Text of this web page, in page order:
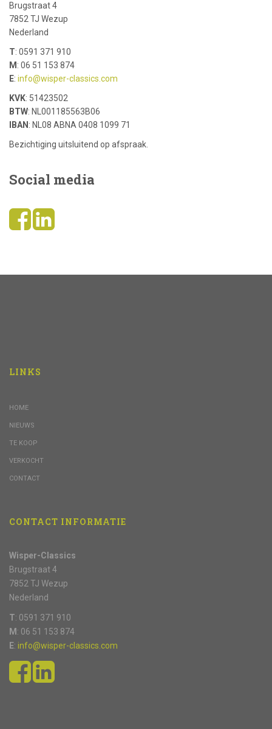
Brugstraat 4
7852 TJ Wezup
Nederland
T: 0591 371 910
M : 06 51 153 874
E: info@wisper-classics.com
KVK: 51423502
BTW: NL001185563B06
IBAN : NL08 ABNA 0408 1099 71
Bezichtiging uitsluitend op afspraak.
Social media
LINKS
HOME
NIEUWS
TE KOOP
VERKOCHT
CONTACT
CONTACT INFORMATIE
Wisper-Classics
Brugstraat 4
7852 TJ Wezup
Nederland
T: 0591 371 910
M : 06 51 153 874
E: info@wisper-classics.com